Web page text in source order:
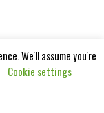
We'll assume you're
Cookie settings